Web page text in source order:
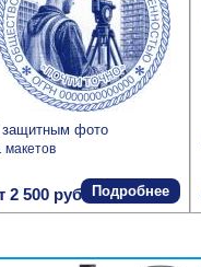
фото
макетов
2 500 руб. Подробнее